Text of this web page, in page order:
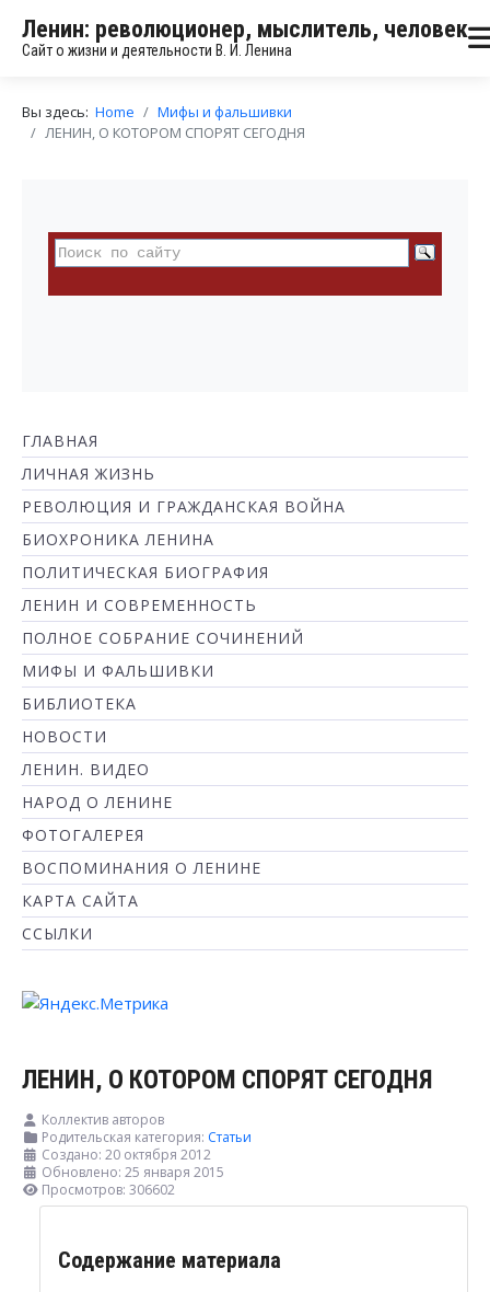
Ленин: революционер, мыслитель, человек
Сайт о жизни и деятельности В. И. Ленина
Вы здесь: Home
Мифы и фальшивки
ЛЕНИН, О КОТОРОМ СПОРЯТ СЕГОДНЯ
ГЛАВНАЯ
ЛИЧНАЯ ЖИЗНЬ
РЕВОЛЮЦИЯ И ГРАЖДАНСКАЯ ВОЙНА
БИОХРОНИКА ЛЕНИНА
ПОЛИТИЧЕСКАЯ БИОГРАФИЯ
ЛЕНИН И СОВРЕМЕННОСТЬ
ПОЛНОЕ СОБРАНИЕ СОЧИНЕНИЙ
МИФЫ И ФАЛЬШИВКИ
БИБЛИОТЕКА
НОВОСТИ
ЛЕНИН. ВИДЕО
НАРОД О ЛЕНИНЕ
ФОТОГАЛЕРЕЯ
ВОСПОМИНАНИЯ О ЛЕНИНЕ
КАРТА САЙТА
ССЫЛКИ
ЛЕНИН, О КОТОРОМ СПОРЯТ СЕГОДНЯ
Коллектив авторов
Родительская категория: Статьи
Создано: 20 октября 2012
Обновлено: 25 января 2015
Просмотров: 306602
Содержание материала